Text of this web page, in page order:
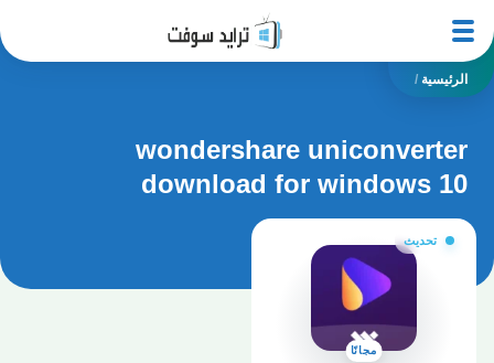
الرئيسية /
wondershare uniconverter
download for windows 10
تحديث
مجانًا